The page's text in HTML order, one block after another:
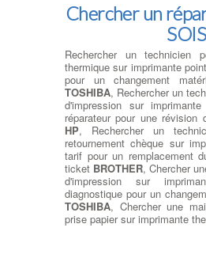
Chercher un
Rechercher un technicien
thermique sur imprimante
pour un changement
TOSHIBA, Rechercher un
d'impression sur imprimante
réparateur pour une
HP, Rechercher un
retournement chèque sur
tarif pour un remplacement
ticket BROTHER, Chercher
d'impression sur
diagnostique pour un
TOSHIBA, Chercher une
prise papier sur imprimante